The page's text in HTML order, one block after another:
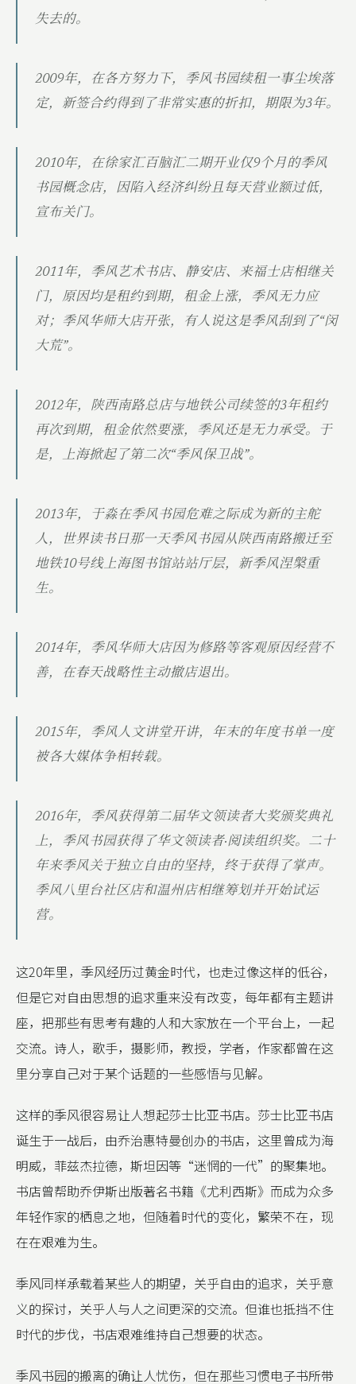
失去的。
2009年，在各方努力下，季风书园续租一事尘埃落
定，新签合约得到了非常实惠的折扣，期限为3年。
2010年，在徐家汇百脑汇二期开业仅9个月的季风
书园概念店，因陷入经济纠纷且每天营业额过低，
宣布关门。
2011年，季风艺术书店、静安店、来福士店相继关
门，原因均是租约到期，租金上涨，季风无力应
对；季风华师大店开张，有人说这是季风刮到了“闵
大荒”。
2012年，陕西南路总店与地铁公司续签的3年租约
再次到期，租金依然要涨，季风还是无力承受。于
是，上海掀起了第二次“季风保卫战”。
2013年，于淼在季风书园危难之际成为新的主舵
人，世界读书日那一天季风书园从陕西南路搬迁至
地铁10号线上海图书馆站站厅层，新季风涅槃重
生。
2014年，季风华师大店因为修路等客观原因经营不
善，在春天战略性主动撤店退出。
2015年，季风人文讲堂开讲，年末的年度书单一度
被各大媒体争相转载。
2016年，季风获得第二届华文领读者大奖颁奖典礼
上，季风书园获得了华文领读者·阅读组织奖。二十
年来季风关于独立自由的坚持，终于获得了掌声。
季风八里台社区店和温州店相继筹划并开始试运
营。
这20年里，季风经历过黄金时代，也走过像这样的低谷，
但是它对自由思想的追求重来没有改变，每年都有主题讲
座，把那些有思考有趣的人和大家放在一个平台上，一起
交流。诗人，歌手，摄影师，教授，学者，作家都曾在这
里分享自己对于某个话题的一些感悟与见解。
这样的季风很容易让人想起莎士比亚书店。莎士比亚书店
诞生于一战后，由乔治惠特曼创办的书店，这里曾成为海
明威，菲兹杰拉德，斯坦因等“迷惘的一代”的聚集地。
书店曾帮助乔伊斯出版著名书籍《尤利西斯》而成为众多
年轻作家的栖息之地，但随着时代的变化，繁荣不在，现
在在艰难为生。
季风同样承载着某些人的期望，关乎自由的追求，关乎意
义的探讨，关乎人与人之间更深的交流。但谁也抵挡不住
时代的步伐，书店艰难维持自己想要的状态。
季风书园的搬离的确让人忧伤，但在那些习惯电子书所带